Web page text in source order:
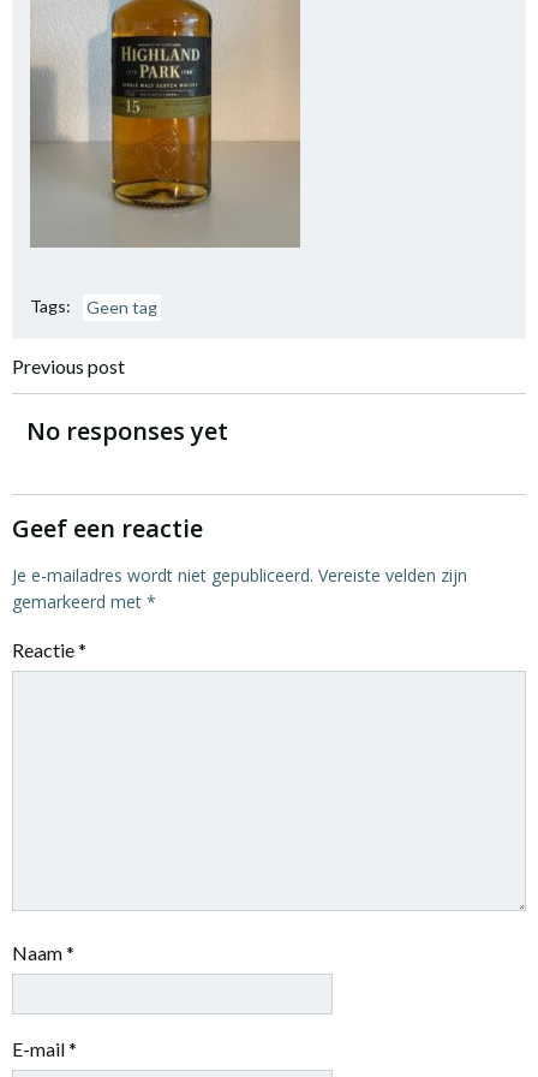
Tags: Geen tag
Bericht
navigatie
Previous post
No responses yet
Geef een reactie
Je e-mailadres wordt niet gepubliceerd. Vereiste velden zijn
gemarkeerd met *
Reactie*
Naam*
E-mail*